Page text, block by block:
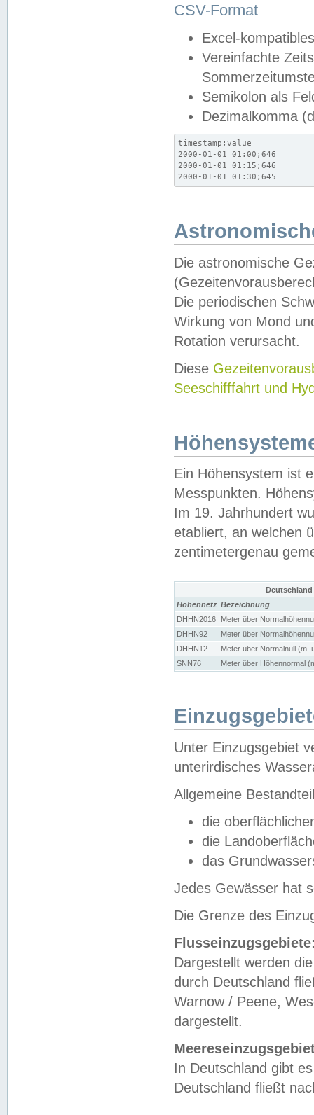
CSV-Format
Excel-
Vereinfachte
Semikolon als
Dezimalkomma
timestamp;value
2000-01-01 01:00;646
2000-01-01 01:15;646
2000-01-01 01:30;645
Die astronomische
Die periodischen
Wirkung von Mond
Rotation verursacht.
Diese
Seeschifffahrt und
Ein Höhensystem ist
Messpunkten.
Im 19. Jahrhundert
etabliert, an welchen
zentimetergenau
Höhennetz Bezeichnung
DHHN2016
Meter über
DHHN92
Meter über
DHHN12
Meter über Normalnull (m.
SNN76
Meter über Höhennormal
Unter Einzugsgebiet
unterirdisches
Allgemeine
die
die
das
Jedes Gewässer hat
Die Grenze des
Dargestellt werden
durch Deutschland
Warnow / Peene,
dargestellt.
In Deutschland gibt
Deutschland fließt